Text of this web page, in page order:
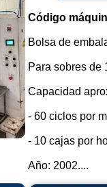
Código
Bolsa de
Para sobres de
Capacidad
- 60 ciclos por
- 10 cajas por
Año: 2002....